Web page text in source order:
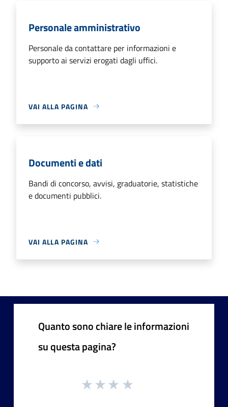
Personale amministrativo
Personale da contattare per informazioni e
supporto ai servizi erogati dagli uffici.
VAI ALLA PAGINA
Documenti e dati
Bandi di concorso, avvisi, graduatorie, statistiche
e documenti pubblici.
VAI ALLA PAGINA
Quanto sono chiare le informazioni
su questa pagina?